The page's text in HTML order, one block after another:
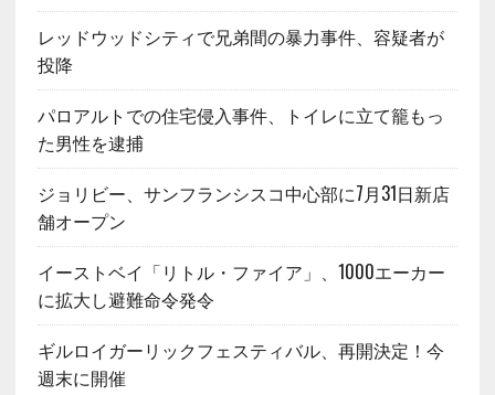
レッドウッドシティで兄弟間の暴力事件、容疑者が
投降
パロアルトでの住宅侵入事件、トイレに立て籠もっ
た男性を逮捕
ジョリビー、サンフランシスコ中心部に7月31日新店
舗オープン
イーストベイ「リトル・ファイア」、1000エーカー
に拡大し避難命令発令
ギルロイガーリックフェスティバル、再開決定！今
週末に開催